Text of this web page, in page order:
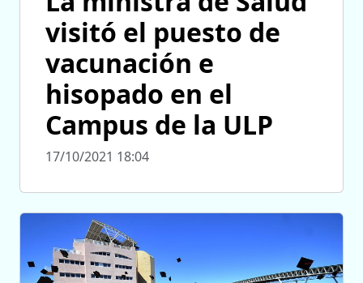
visitó el puesto de
vacunación e
hisopado en el
Campus de la ULP
17/10/2021 18:04